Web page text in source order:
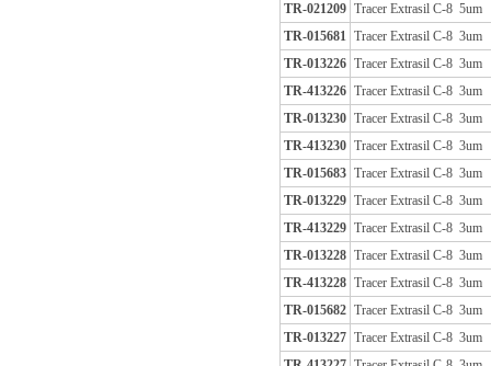
TR-021209 Tracer Extrasil C-8
TR-015681 Tracer Extrasil C-8
TR-013226 Tracer Extrasil C-8
TR-413226 Tracer Extrasil C-8
TR-013230 Tracer Extrasil C-8
TR-413230 Tracer Extrasil C-8
TR-015683 Tracer Extrasil C-8
TR-013229 Tracer Extrasil C-8
TR-413229 Tracer Extrasil C-8
TR-013228 Tracer Extrasil C-8
TR-413228 Tracer Extrasil C-8
TR-015682 Tracer Extrasil C-8
TR-013227 Tracer Extrasil C-8